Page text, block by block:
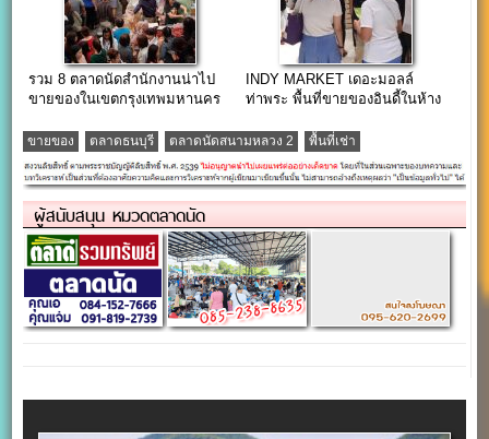
รวม 8 ตลาดนัดสำนักงานน่าไป
ขายของในเขตกรุงเทพมหานคร
INDY MARKET เดอะมอลล์
ท่าพระ พื้นที่ขายของอินดี้ในห้าง
ขายของ ตลาดธนบุรี ตลาดนัดสนามหลวง 2 พื้นที่เช่า
ผู้สนับสนุน หมวดตลาดนัด